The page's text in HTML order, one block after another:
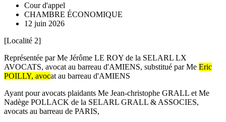
Cour d'appel
CHAMBRE ÉCONOMIQUE
12 juin 2026
[Localité 2]
Représentée par Me Jérôme LE ROY de la SELARL LX
AVOCATS, avocat au barreau d'AMIENS, substitué par Me Eric
POILLY, avocat au barreau d'AMIENS
Ayant pour avocats plaidants Me Jean-christophe GRALL et Me
Nadège POLLACK de la SELARL GRALL & ASSOCIES,
avocats au barreau de PARIS,